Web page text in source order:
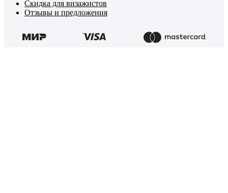
Скидка для визажистов
Отзывы и предложения